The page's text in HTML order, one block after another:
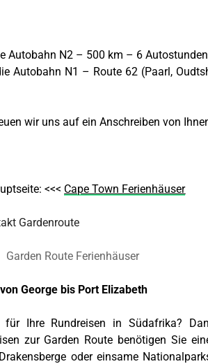
Autobahn N2 – 500 km – 6 Autostunden
Autobahn N1 – Route 62 (Paarl,
wir uns auf ein Anschreiben von
<<< Cape Town Ferienhäuser
George bis Port Elizabeth
für Ihre Rundreisen in Südafrika?
zur Garden Route benötigen Sie
oder einsame